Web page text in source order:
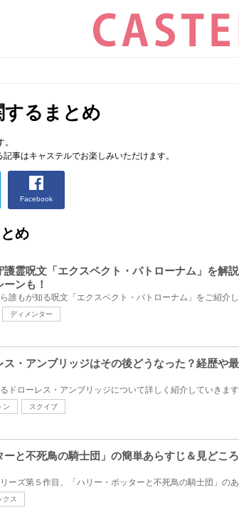
するまとめ
事はキャステルでお楽しみいただけます。
Facebook
め
護霊呪文「エクスペクト・パトローナム」を解
ンも！
ディメンター
ス・アンブリッジはその後どうなった？経歴や
ン スクイブ
と不死鳥の騎士団」の簡単あらすじ＆見どころ
クス